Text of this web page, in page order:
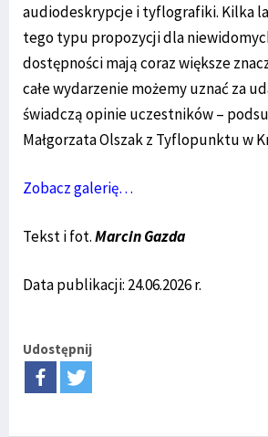
audiodeskrypcje i tyflografiki. Kilka
tego typu propozycji dla
dostępności mają coraz większe
całe wydarzenie możemy uznać za
świadczą opinie uczestników –
Małgorzata Olszak z Tyflopunktu w
Zobacz galerię…
Tekst i fot.Marcin Gazda
Data publikacji: 24.06.2026 r.
Udostępnij